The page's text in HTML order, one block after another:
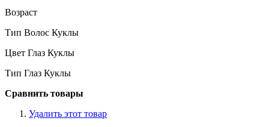
Возраст
Тип Волос Куклы
Цвет Глаз Куклы
Тип Глаз Куклы
Сравнить товары
Удалить этот товар